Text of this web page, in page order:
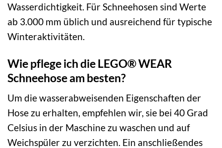
Wasserdichtigkeit. Für Schneehosen sind Werte
ab 3.000 mm üblich und ausreichend für typische
Winteraktivitäten.
Wie pflege ich die LEGO® WEAR
Schneehose am besten?
Um die wasserabweisenden Eigenschaften der
Hose zu erhalten, empfehlen wir, sie bei 40 Grad
Celsius in der Maschine zu waschen und auf
Weichspüler zu verzichten. Ein anschließendes